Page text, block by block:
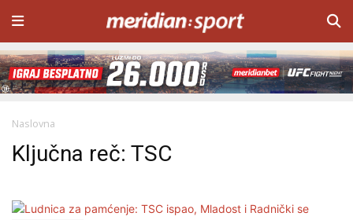
Naslovna
Ključna reč: TSC